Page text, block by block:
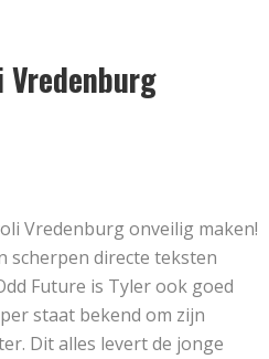
Vredenburg onveilig maken!
scherpen directe teksten
Future is Tyler ook goed
staat bekend om zijn
Dit alles levert de jonge